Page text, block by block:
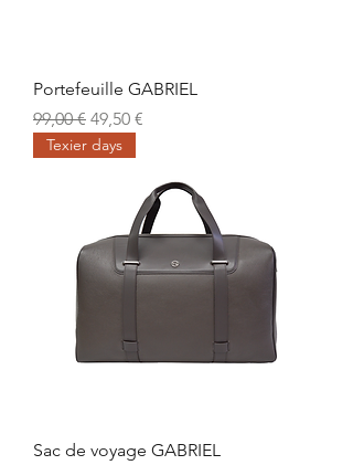
Portefeuille GABRIEL
Prix original
99,00 € Prix promotionnel
49,50 €
Texier days
Sac de voyage GABRIEL